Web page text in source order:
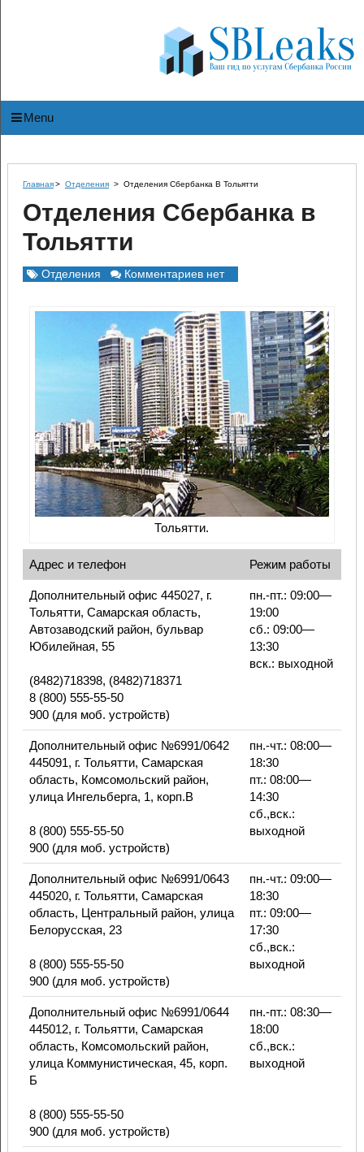
Menu
Главная> Отделения > Отделения Сбербанка В Тольятти
Отделения Сбербанка в
Тольятти
Отделения Комментариев нет
Тольятти.
Адрес и телефон Режим работы
Дополнительный офис 445027, г.
Тольятти, Самарская область,
Автозаводский район, бульвар
Юбилейная, 55
(8482)718398, (8482)718371
8 (800) 555-55-50
900 (для моб. устройств)
пн.-пт.: 09:00—
19:00
сб.: 09:00—
13:30
вск.: выходной
Дополнительный офис №6991/0642
445091, г. Тольятти, Самарская
область, Комсомольский район,
улица Ингельберга, 1, корп.В
8 (800) 555-55-50
900 (для моб. устройств)
пн.-чт.: 08:00—
18:30
пт.: 08:00—
14:30
сб.,вск.:
выходной
Дополнительный офис №6991/0643
445020, г. Тольятти, Самарская
область, Центральный район, улица
Белорусская, 23
8 (800) 555-55-50
900 (для моб. устройств)
пн.-чт.: 09:00—
18:30
пт.: 09:00—
17:30
сб.,вск.:
выходной
Дополнительный офис №6991/0644
445012, г. Тольятти, Самарская
область, Комсомольский район,
улица Коммунистическая, 45, корп.
Б
8 (800) 555-55-50
900 (для моб. устройств)
пн.-пт.: 08:30—
18:00
сб.,вск.:
выходной